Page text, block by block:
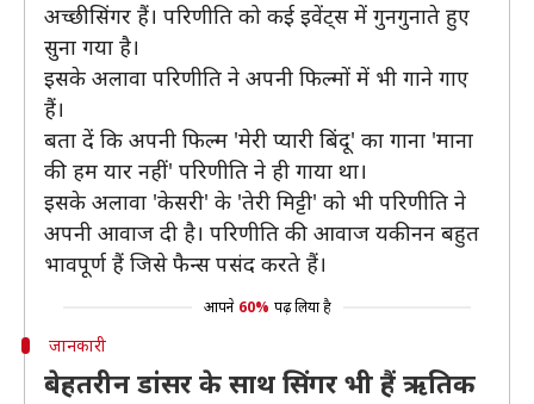
अच्छी सिंगर हैं। परिणीति को कई इवेंट्स में गुनगुनाते हुए
सुना गया है।
इसके अलावा परिणीति ने अपनी फिल्मों में भी गाने गाए
हैं।
बता दें कि अपनी फिल्म 'मेरी प्यारी बिंदू' का गाना 'माना
की हम यार नहीं' परिणीति ने ही गाया था।
इसके अलावा 'केसरी' के 'तेरी मिट्टी' को भी परिणीति ने
अपनी आवाज दी है। परिणीति की आवाज यकीनन बहुत
भावपूर्ण हैं जिसे फैन्स पसंद करते हैं।
आपने 60% पढ़ लिया है
जानकारी
बेहतरीन डांसर के साथ सिंगर भी हैं ऋतिक